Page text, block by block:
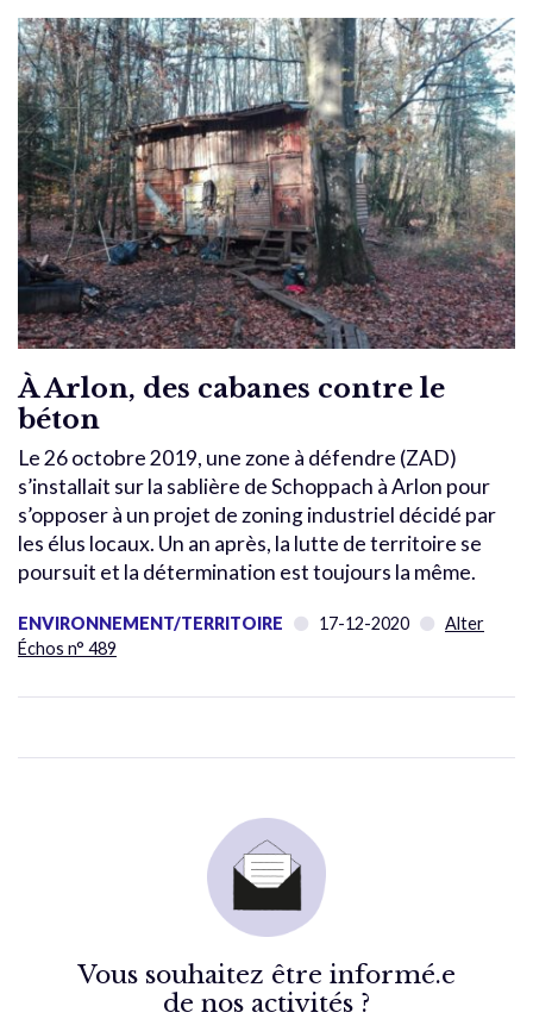
À Arlon, des cabanes contre le
béton
Le 26 octobre 2019, une zone à défendre (ZAD)
s’installait sur la sablière de Schoppach à Arlon pour
s’opposer à un projet de zoning industriel décidé par
les élus locaux. Un an après, la lutte de territoire se
poursuit et la détermination est toujours la même.
ENVIRONNEMENT/TERRITOIRE 17-12-2020
Alter
Échos n° 489
Vous souhaitez être informé.e
de nos activités ?